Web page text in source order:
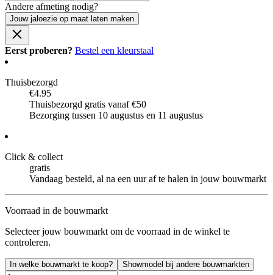
Andere afmeting nodig?
Jouw jaloezie op maat laten maken
Eerst proberen? Bestel een kleurstaal
Thuisbezorgd
€4.95
Thuisbezorgd gratis vanaf €50
Bezorging tussen 10 augustus en 11 augustus
Click & collect
gratis
Vandaag besteld, al na een uur af te halen in jouw bouwmarkt
Voorraad in de bouwmarkt
Selecteer jouw bouwmarkt om de voorraad in de winkel te
controleren.
In welke bouwmarkt te koop? Showmodel bij andere bouwmarkten